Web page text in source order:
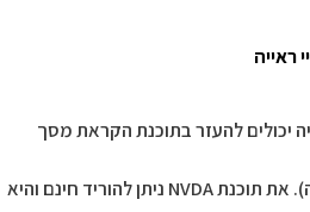
ראייה
יכולים להעזר בתוכנת הקראת מסך
בשם NVDA או jaws (יותר יקרה). את תוכנת NVDA ניתן להוריד חינם והיא